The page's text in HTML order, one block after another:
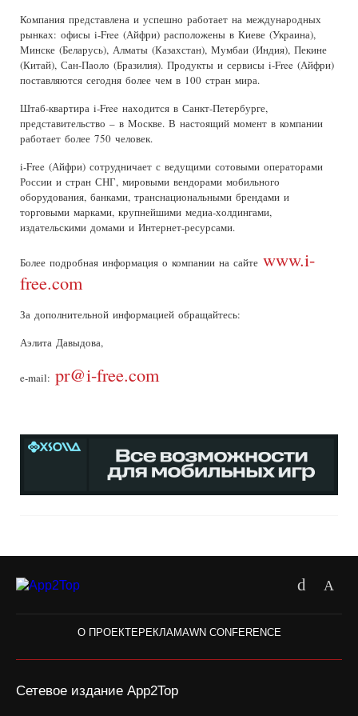
Компания представлена и успешно работает на международных
рынках: офисы i-Free (Айфри) расположены в Киеве (Украина),
Минске (Беларусь), Алматы (Казахстан), Мумбаи (Индия), Пекине
(Китай), Сан-Паоло (Бразилия). Продукты и сервисы i-Free (Айфри)
поставляются сегодня более чем в 100 стран мира.
Штаб-квартира i-Free находится в Санкт-Петербурге,
представительство – в Москве. В настоящий момент в компании
работает более 750 человек.
i-Free (Айфри) сотрудничает с ведущими сотовыми операторами
России и стран СНГ, мировыми вендорами мобильного
оборудования, банками, транснациональными брендами и
торговыми марками, крупнейшими медиа-холдингами,
издательскими домами и Интернет-ресурсами.
Более подробная информация о компании на сайте www.i-
free.com
За дополнительной информацией обращайтесь:
Аэлита Давыдова,
e-mail: pr@i-free.com
О ПРОЕКТЕРЕКЛАМАWN CONFERENCE
Сетевое издание App2Top